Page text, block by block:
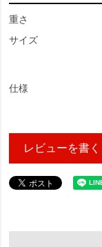
重さ
サイズ
仕様
レビューを書く